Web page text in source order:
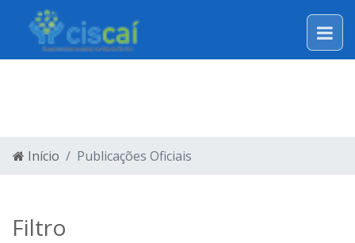
Início Publicações Oficiais
Filtro